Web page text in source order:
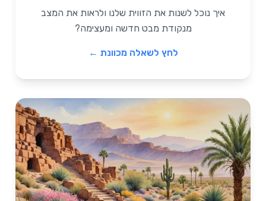
איך נוכל לשנות את הזווית שלנו ולראות את המצב
מנקודת מבט חדשה ומעצימה?
לחץ לשאלה מכוונת ←
איך הייתי רואה אותו? איזה הזדמנויות הייתי
מזהה שאני לא רואה עכשיו?"